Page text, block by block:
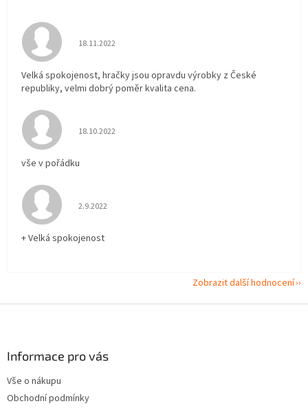
Hodnocení obchodu je 5 z 5 hvězdiček.
18.11.2022
Velká spokojenost, hračky jsou opravdu výrobky z České
republiky, velmi dobrý poměr kvalita cena.
Hodnocení obchodu je 5 z 5 hvězdiček.
18.10.2022
vše v pořádku
Hodnocení obchodu je 5 z 5 hvězdiček.
2.9.2022
+ Velká spokojenost
Zobrazit další hodnocení
Informace pro vás
Vše o nákupu
Obchodní podmínky